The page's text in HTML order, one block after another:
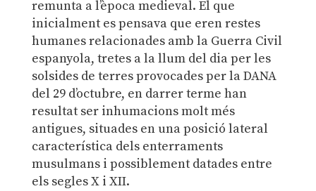
remunta a l’època medieval. El que
inicialment es pensava que eren restes
humanes relacionades amb la Guerra Civil
espanyola, tretes a la llum del dia per les
solsides de terres provocades per la DANA
del 29 d’octubre, en darrer terme han
resultat ser inhumacions molt més
antigues, situades en una posició lateral
característica dels enterraments
musulmans i possiblement datades entre
els segles X i XII.